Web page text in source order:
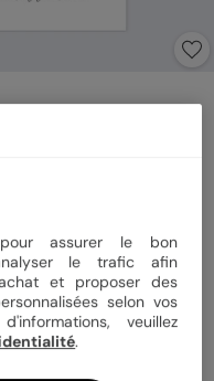
1 magnet
assurer le bon
le trafic afin
et proposer des
selon vos
veuillez
.